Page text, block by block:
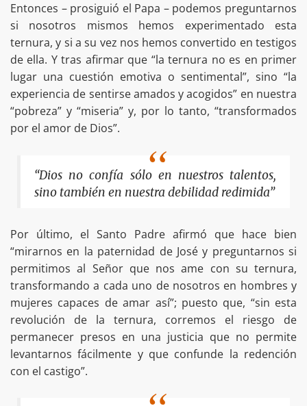
Entonces – prosiguió el Papa – podemos preguntarnos
si nosotros mismos hemos experimentado esta
ternura, y si a su vez nos hemos convertido en testigos
de ella. Y tras afirmar que “la ternura no es en primer
lugar una cuestión emotiva o sentimental”, sino “la
experiencia de sentirse amados y acogidos” en nuestra
“pobreza” y “miseria” y, por lo tanto, “transformados
por el amor de Dios”.
“Dios no confía sólo en nuestros talentos,
sino también en nuestra debilidad redimida”
Por último, el Santo Padre afirmó que hace bien
“mirarnos en la paternidad de José y preguntarnos si
permitimos al Señor que nos ame con su ternura,
transformando a cada uno de nosotros en hombres y
mujeres capaces de amar así”; puesto que, “sin esta
revolución de la ternura, corremos el riesgo de
permanecer presos en una justicia que no permite
levantarnos fácilmente y que confunde la redención
con el castigo”.